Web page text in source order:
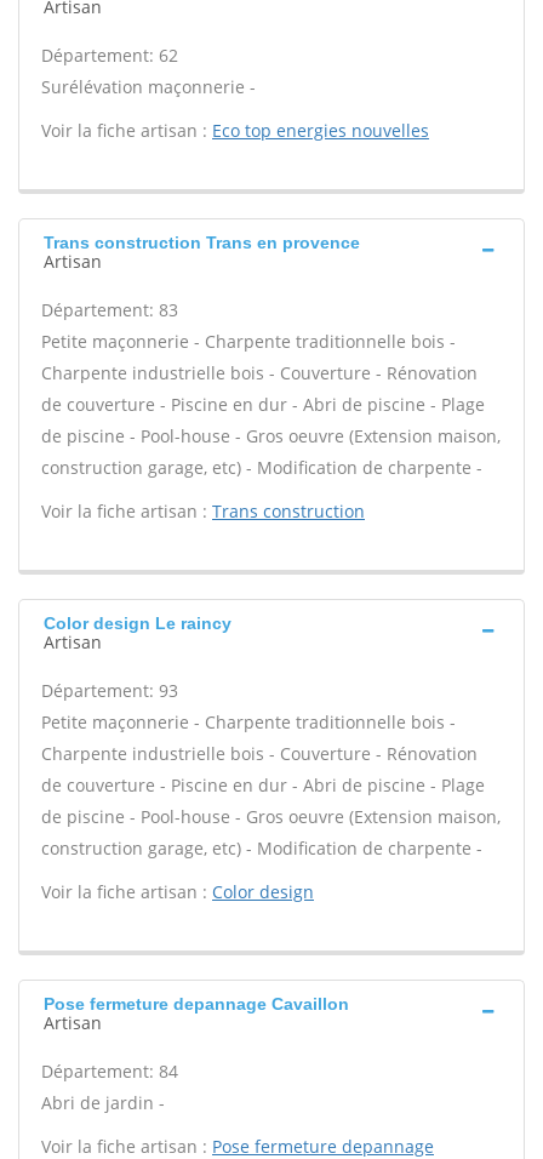
Artisan
Département: 62
Surélévation maçonnerie -
Voir la fiche artisan : Eco top energies nouvelles
Trans construction Trans en provence
Artisan
Département: 83
Petite maçonnerie - Charpente traditionnelle bois -
Charpente industrielle bois - Couverture - Rénovation
de couverture - Piscine en dur - Abri de piscine - Plage
de piscine - Pool-house - Gros oeuvre (Extension maison,
construction garage, etc) - Modification de charpente -
Voir la fiche artisan : Trans construction
Color design Le raincy
Artisan
Département: 93
Petite maçonnerie - Charpente traditionnelle bois -
Charpente industrielle bois - Couverture - Rénovation
de couverture - Piscine en dur - Abri de piscine - Plage
de piscine - Pool-house - Gros oeuvre (Extension maison,
construction garage, etc) - Modification de charpente -
Voir la fiche artisan : Color design
Pose fermeture depannage Cavaillon
Artisan
Département: 84
Abri de jardin -
Voir la fiche artisan : Pose fermeture depannage